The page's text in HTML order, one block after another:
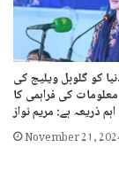
کو گلوبل ویلیج کی
کی فراہمی کا
اہم ذریعہ ہے: مریم نواز
November 21,